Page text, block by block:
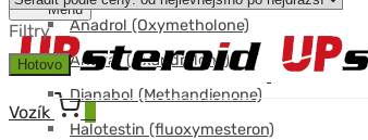
Anadrol (Oxymetholone)
Anavar (Oxandrolone)
Dianabol (Methandienone)
Halotestin (fluoxymesteron)
Menu
Vozík
Filtry
Hotovo